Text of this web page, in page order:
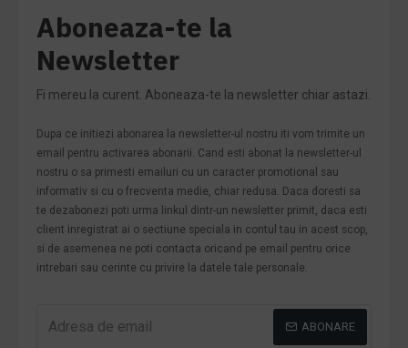
Aboneaza-te la
Newsletter
Fi mereu la curent. Aboneaza-te la newsletter chiar astazi.
Dupa ce initiezi abonarea la newsletter-ul nostru iti vom trimite un
email pentru activarea abonarii. Cand esti abonat la newsletter-ul
nostru o sa primesti emailuri cu un caracter promotional sau
informativ si cu o frecventa medie, chiar redusa. Daca doresti sa
te dezabonezi poti urma linkul dintr-un newsletter primit, daca esti
client inregistrat ai o sectiune speciala in contul tau in acest scop,
si de asemenea ne poti contacta oricand pe email pentru orice
intrebari sau cerinte cu privire la datele tale personale.
ABONARE